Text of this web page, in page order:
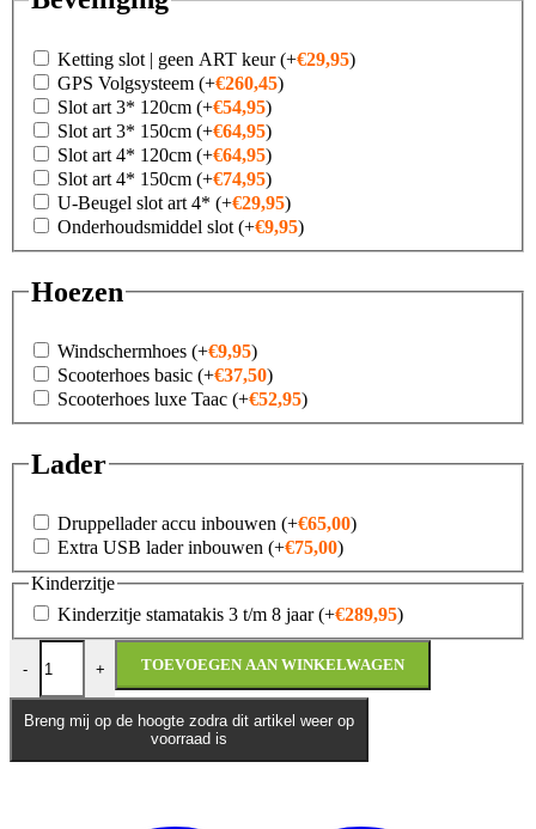
Ketting slot | geen ART keur(+€29,95)
GPS Volgsysteem (+€260,45)
Slot art 3* 120cm (+€54,95)
Slot art 3* 150cm (+€64,95)
Slot art 4* 120cm (+€64,95)
Slot art 4* 150cm (+€74,95)
U-Beugel slot art 4* (+€29,95)
Onderhoudsmiddel slot (+€9,95)
Hoezen
Windschermhoes (+€9,95)
Scooterhoes basic (+€37,50)
Scooterhoes luxe Taac (+€52,95)
Lader
Druppellader accu inbouwen (+€65,00)
Extra USB lader inbouwen (+€75,00)
Kinderzitje
Kinderzitje stamatakis 3 t/m 8 jaar(+€289,95)
-
Vespa GTS 310 MY26 | TOT €500 KORTING aantal
+ TOEVOEGEN AAN WINKELWAGEN
Breng mij op de hoogte zodra dit artikel weer op
voorraad is